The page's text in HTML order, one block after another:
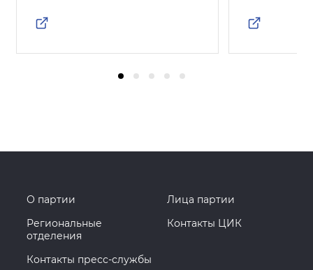
О партии
Лица партии
Региональные
отделения
Контакты ЦИК
Контакты пресс-службы